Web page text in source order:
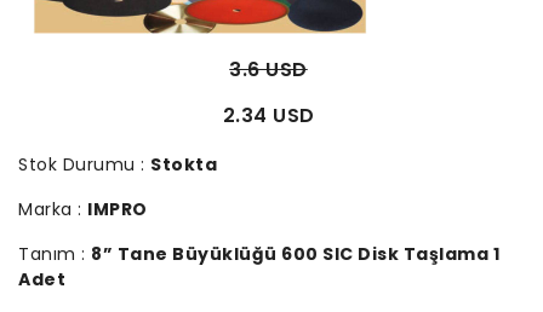
3.6 USD
2.34 USD
Stok Durumu : Stokta
Marka : IMPRO
Tanım : 8” Tane Büyüklüğü 600 SIC Disk Taşlama 1
Adet